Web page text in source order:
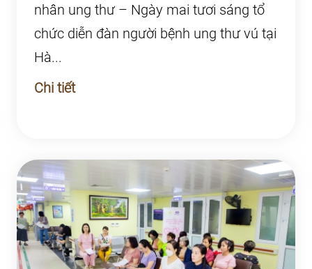
nhân ung thư – Ngày mai tươi sáng tổ
chức diễn đàn người bệnh ung thư vú tại
Hà...
Chi tiết